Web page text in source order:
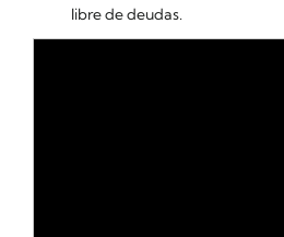
libre de deudas.